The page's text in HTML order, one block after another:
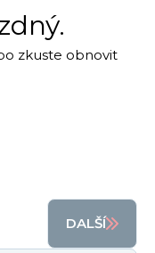
zkuste obnovit
DALŠÍ